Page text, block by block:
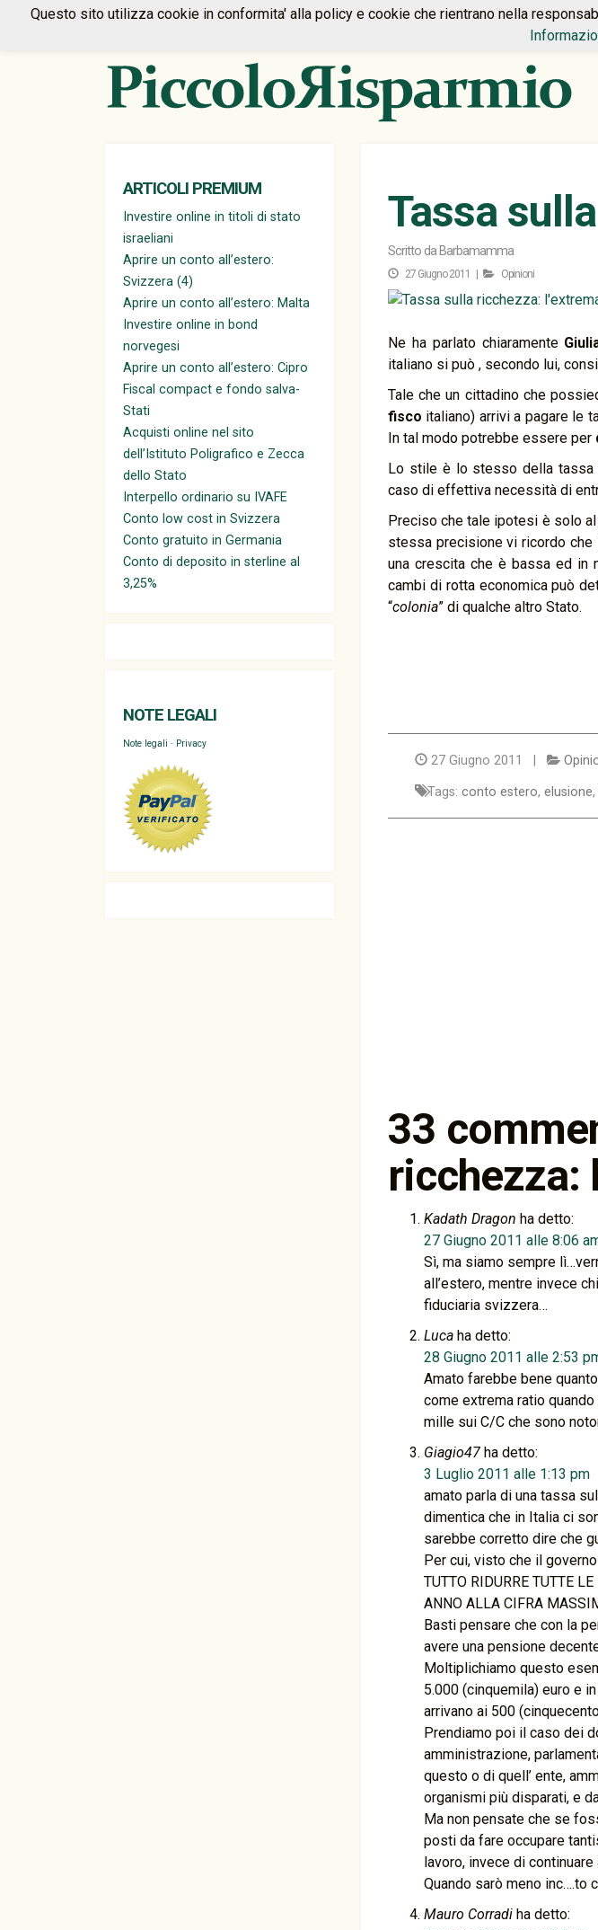
ARTICOLI PREMIUM
Investire online in titoli di stato
israeliani
Aprire un conto all’estero:
Svizzera (4)
Aprire un conto all’estero: Malta
Investire online in bond
norvegesi
Aprire un conto all’estero: Cipro
Fiscal compact e fondo salva-
Stati
Acquisti online nel sito
dell’Istituto Poligrafico e Zecca
dello Stato
Interpello ordinario su IVAFE
Conto low cost in Svizzera
Conto gratuito in Germania
Conto di deposito in sterline al
3,25%
NOTE LEGALI
Note legali - Privacy
Tassa
Scritto da Barbamamma
27 Giugno 2011 | Opinioni
Ne ha parlato chiaramente
italiano si può , secondo lui,
Tale che un cittadino che
fisco italiano) arrivi a pagare le
In tal modo potrebbe essere per
Lo stile è lo stesso della tassa
caso di effettiva necessità di
Preciso che tale ipotesi è solo al
stessa precisione vi ricordo che
una crescita che è bassa ed in
cambi di rotta economica può
“colonia” di qualche altro Stato.
27 Giugno 2011 |
Tags: conto estero, elusione,
33
ricchezza:
Kadath Dragon ha detto:
27 Giugno 2011 alle 8:06
Sì, ma siamo sempre
all’estero, mentre invece
fiduciaria svizzera…
Luca ha detto:
28 Giugno 2011 alle 2:53
Amato farebbe bene
come extrema ratio
mille sui C/C che sono
Giagio47 ha detto:
3 Luglio 2011 alle 1:13 pm
amato parla di una tassa
dimentica che in Italia ci
sarebbe corretto dire che
Per cui, visto che il
TUTTO RIDURRE TUTTE
ANNO ALLA CIFRA
Basti pensare che con la
avere una pensione
Moltiplichiamo questo
5.000 (cinquemila) euro e
arrivano ai 500
Prendiamo poi il caso dei
amministrazione,
questo o di quell’ ente,
organismi più disparati, e
Ma non pensate che se
posti da fare occupare
lavoro, invece di
Quando sarò meno inc….to
Mauro Corradi ha detto:
Questo sito utilizza cookie in conformita' alla policy e cookie che rientrano nella